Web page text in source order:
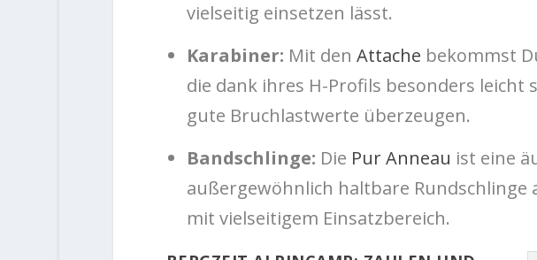
vielseitig einsetzen lässt.
Karabiner: Mit den Attache bekommst
die dank ihres H-Profils besonders leicht
gute Bruchlastwerte überzeugen.
Bandschlinge: Die Pur Anneau ist eine
außergewöhnlich haltbare Rundschlinge
mit vielseitigem Einsatzbereich.